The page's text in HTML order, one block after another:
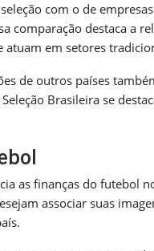
com o de
comparação destaca a
atuam em setores
de outros países
Brasileira se
as finanças do futebol
associar suas